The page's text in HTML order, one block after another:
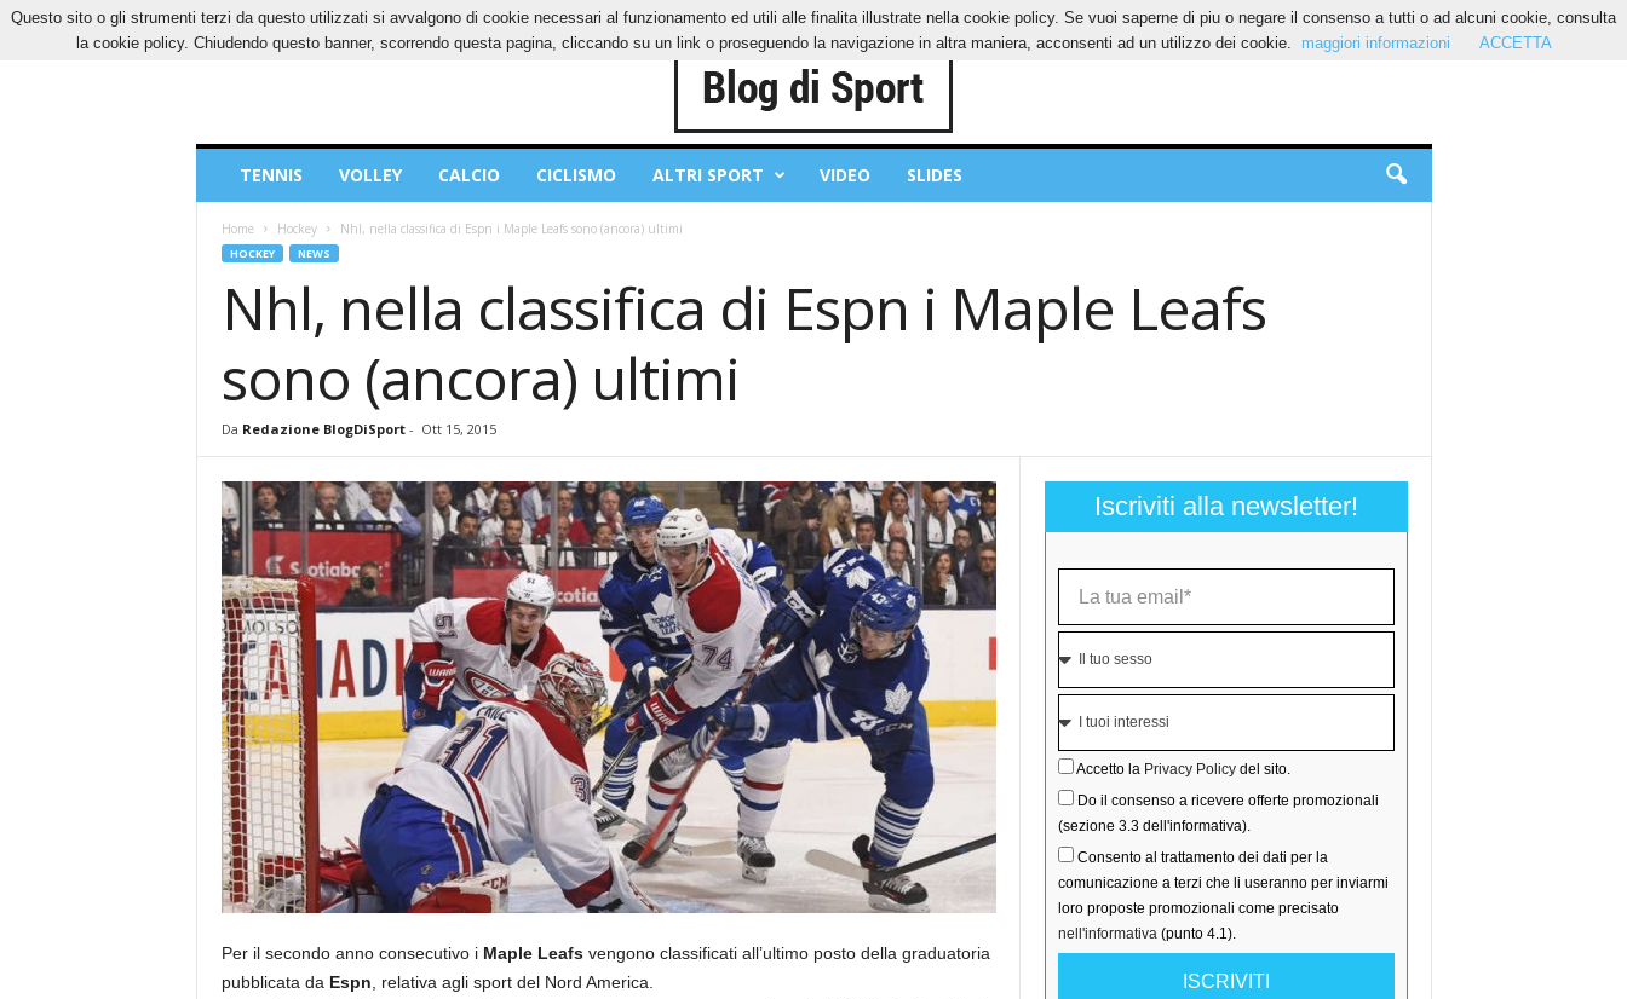
GIOVEDÌ, 6 AGOSTO 2026 CONTATTI COOKIES PRIVACY POLICY
Sport
TENNIS VOLLEY CALCIO CICLISMO ALTRI SPORT VIDEO SLIDES
Home Hockey Nhl, nella classifica di Espn i Maple Leafs sono (ancora) ultimi
HOCKEY NEWS
Nhl, nella classifica di Espn i Maple Leafs
sono (ancora) ultimi
Da Redazione BlogDiSport- Ott 15, 2015
Per il secondo anno consecutivo i Maple Leafsvengono classificati all’ultimo posto della graduatoria
pubblicata da Espn , relativa agli sport del Nord America.
Iscriviti alla newsletter!
Accetto la Privacy Policydel sito.
Do il consenso a ricevere offerte promozionali
(sezione 3.3 dell'informativa).
Consento al trattamento dei dati per la
comunicazione a terzi che li useranno per inviarmi
loro proposte promozionali come precisato
nell'informativa(punto 4.1).
ISCRIVITI
Questo sito o gli strumenti terzi da questo utilizzati si avvalgono di cookie necessari al funzionamento ed utili alle finalita illustrate nella cookie policy. Se vuoi saperne di piu o negare il consenso a tutti o ad alcuni cookie, consulta
la cookie policy. Chiudendo questo banner, scorrendo questa pagina, cliccando su un link o proseguendo la navigazione in altra maniera, acconsenti ad un utilizzo dei cookie.
maggiori informazioni ACCETTA